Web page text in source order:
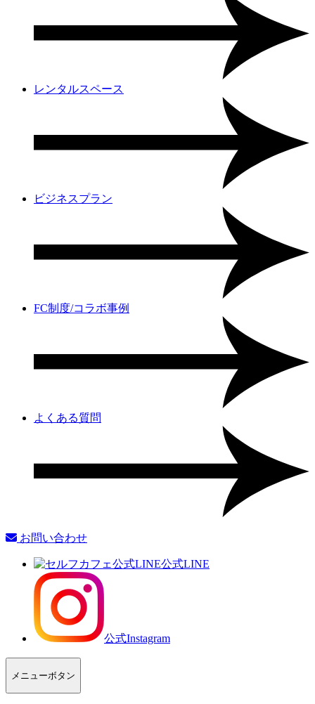
レンタルスペース
ビジネスプラン
FC制度/コラボ事例
よくある質問
お問い合わせ
公式LINE
公式Instagram
メニューボタン